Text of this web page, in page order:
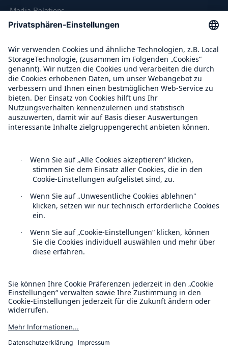
Media Relations
Compliance
Über Munich Re
Munich Re Weltweit
Datenschutz
Rechtliche Hinweise
Sitemap
Impressum